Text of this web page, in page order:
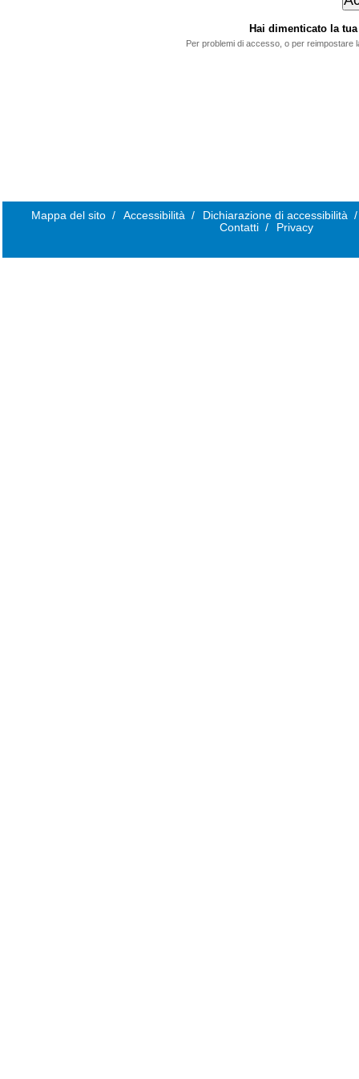
Hai dimenticato la
Per problemi di accesso, o per reimpostare
Mappa del sito / Accessibilità / Dichiarazione di accessibilità /
Contatti / Privacy